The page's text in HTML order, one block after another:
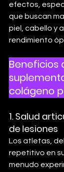
efectos,
que buscan
piel, cabello y
rendimiento
Beneficios
colágeno
1. Salud
de lesiones
Los atletas,
repetitivo en
menudo